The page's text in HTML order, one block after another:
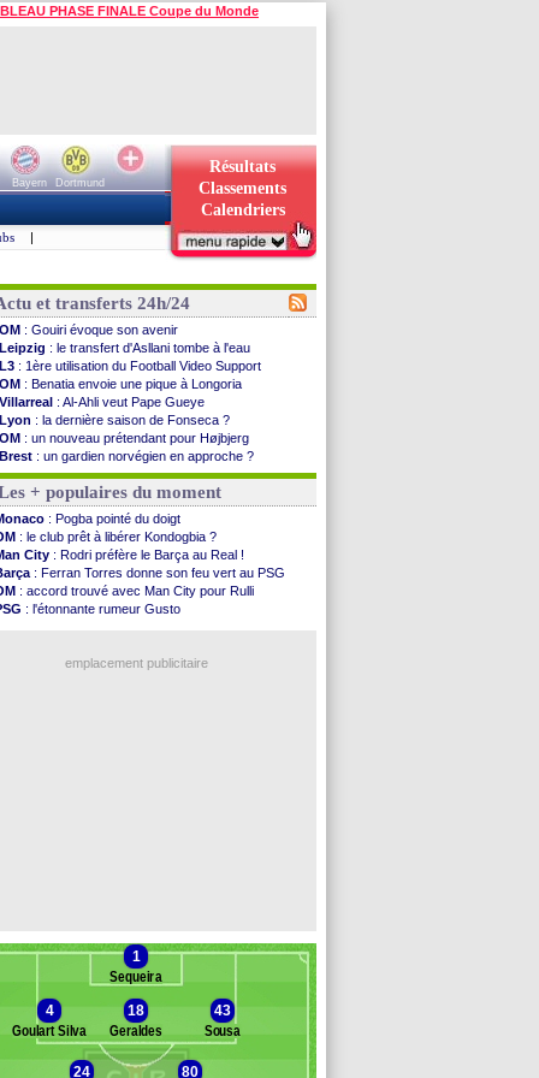
PHASE FINALE Coupe du Monde
Bayern
Dortmund
Résultats
Classements
Calendriers
|
et transferts 24h/24
OM : Gouiri évoque son avenir
Leipzig : le transfert d'Asllani tombe à l'eau
L3 : 1ère utilisation du Football Video Support
OM : Benatia envoie une pique à Longoria
Villarreal : Al-Ahli veut Pape Gueye
Lyon : la dernière saison de Fonseca ?
OM : un nouveau prétendant pour Højbjerg
Brest : un gardien norvégien en approche ?
OM: McCourt a versé 120 M€ en 2026
PSG : 4 retours dans le groupe face à Man Utd ...
Nice: Kevin Carlos va partir en Italie
L1: prison avec sursis requis contre un arbitre
Leganés: c'est signé pour Luca Zidane (off.)
Atletico : Ruggeri en route pour Aston Villa
Monaco: Filipe Luis soutient Biereth
Lyon: Mangala prêté à Getafe (officiel)
PSG : Nsoki va signer en Croatie
: accord avec le Barça pour Rodri ?
+ populaires du moment
: Pogba pointé du doigt
: le club prêt à libérer Kondogbia ?
City : Rodri préfère le Barça au Real !
: Ferran Torres donne son feu vert au PSG
: accord trouvé avec Man City pour Rulli
: l'étonnante rumeur Gusto
emplacement publicitaire
1
Sequeira
4
Goulart Silva
18
Geraldes
43
Sousa
24
80